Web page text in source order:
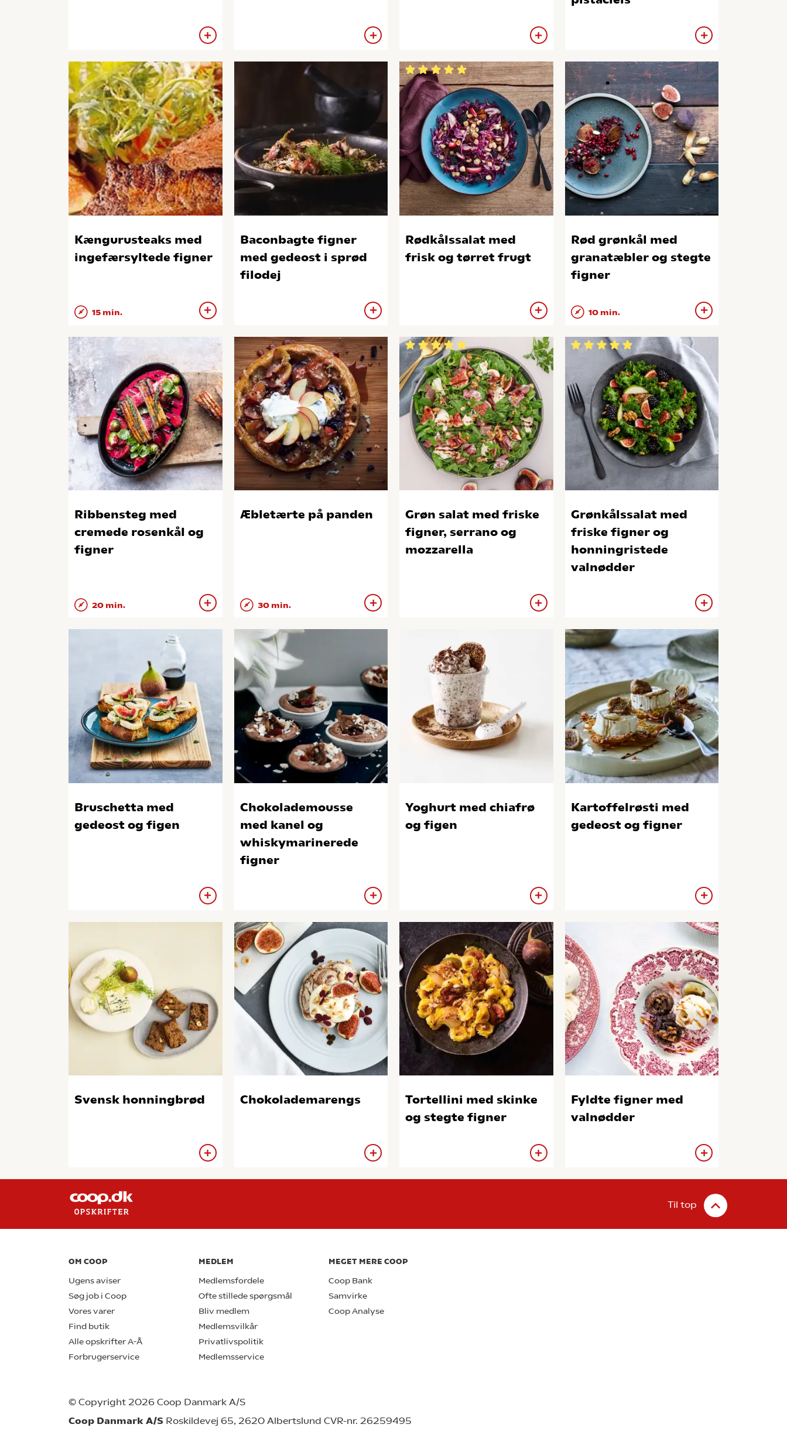
Kængurusteaks med
ingefærsyltede figner
15 min.
Baconbagte figner
med gedeost i sprød
filodej
Rødkålssalat med
frisk og tørret frugt
Rød grønkål med
granatæbler og stegte
figner
10 min.
Ribbensteg med
cremede rosenkål og
figner
20 min.
Æbletærte på panden
30 min.
Grøn salat med friske
figner, serrano og
mozzarella
Grønkålssalat med
friske figner og
honningristede
valnødder
Bruschetta med
gedeost og figen
Chokolademousse
med kanel og
whiskymarinerede
figner
Yoghurt med chiafrø
og figen
Kartoffelrøsti med
gedeost og figner
Svensk honningbrød Chokolademarengs
Tortellini med skinke
og stegte figner
Fyldte figner med
valnødder
Til top
OM COOP
Ugens aviser
Søg job i Coop
Vores varer
Find butik
Alle opskrifter A-Å
Forbrugerservice
MEDLEM
Medlemsfordele
Ofte stillede spørgsmål
Bliv medlem
Medlemsvilkår
Privatlivspolitik
Medlemsservice
MEGET MERE COOP
Coop Bank
Samvirke
Coop Analyse
© Copyright 2026 Coop Danmark A/S
Coop Danmark A/S Roskildevej 65, 2620 Albertslund CVR-nr. 26259495